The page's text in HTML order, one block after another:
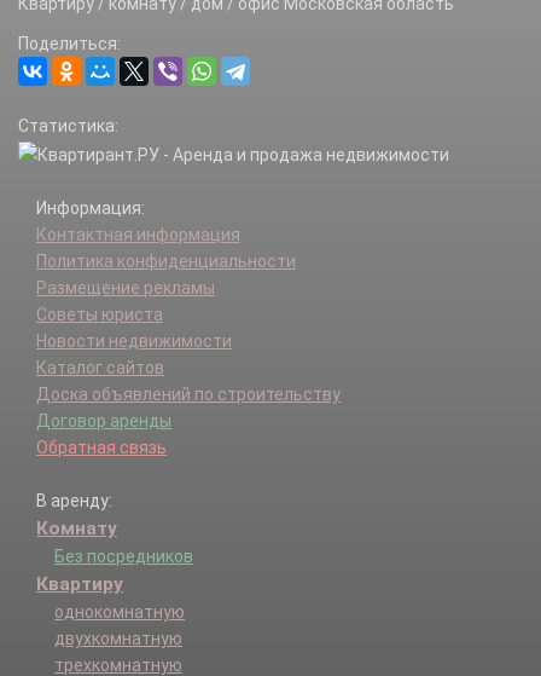
Квартиру / комнату / дом / офис Московская область
Поделиться:
Статистика:
Информация:
Контактная информация
Политика конфиденциальности
Размещение рекламы
Советы юриста
Новости недвижимости
Каталог сайтов
Доска объявлений по строительству
Договор аренды
Обратная связь
В аренду:
Комнату
Без посредников
Квартиру
однокомнатную
двухкомнатную
трехкомнатную